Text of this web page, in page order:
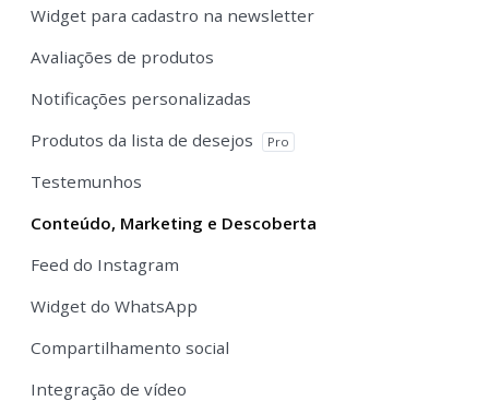
Widget para cadastro na newsletter
Avaliações de produtos
Notificações personalizadas
Produtos da lista de desejos
Pro
Testemunhos
Conteúdo, Marketing e Descoberta
Feed do Instagram
Widget do WhatsApp
Compartilhamento social
Integração de vídeo